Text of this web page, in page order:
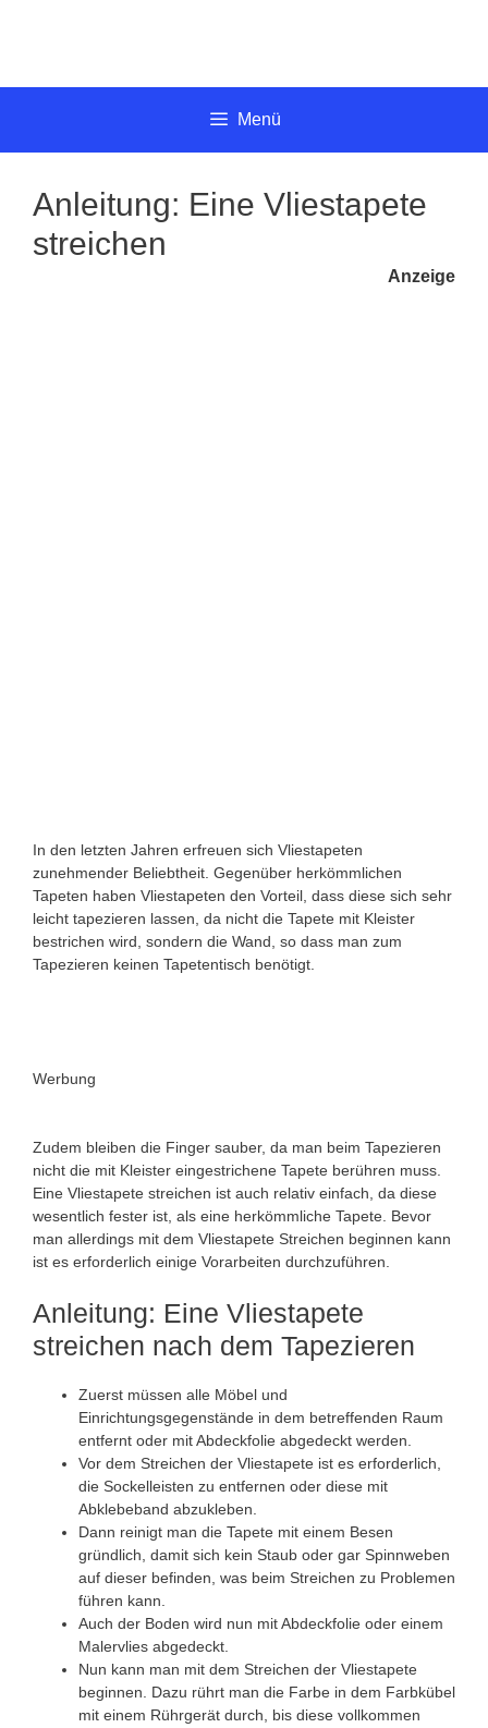
Menü
Anleitung: Eine Vliestapete
streichen
In den letzten Jahren erfreuen sich Vliestapeten
zunehmender Beliebtheit. Gegenüber herkömmlichen
Tapeten haben Vliestapeten den Vorteil, dass diese sich sehr
leicht tapezieren lassen, da nicht die Tapete mit Kleister
bestrichen wird, sondern die Wand, so dass man zum
Tapezieren keinen Tapetentisch benötigt.
Werbung
Zudem bleiben die Finger sauber, da man beim Tapezieren
nicht die mit Kleister eingestrichene Tapete berühren muss.
Eine Vliestapete streichen ist auch relativ einfach, da diese
wesentlich fester ist, als eine herkömmliche Tapete. Bevor
man allerdings mit dem Vliestapete Streichen beginnen kann
ist es erforderlich einige Vorarbeiten durchzuführen.
Anleitung: Eine Vliestapete
streichen nach dem Tapezieren
Zuerst müssen alle Möbel und
Einrichtungsgegenstände in dem betreffenden Raum
entfernt oder mit Abdeckfolie abgedeckt werden.
Vor dem Streichen der Vliestapete ist es erforderlich,
die Sockelleisten zu entfernen oder diese mit
Abklebeband abzukleben.
Dann reinigt man die Tapete mit einem Besen
gründlich, damit sich kein Staub oder gar Spinnweben
auf dieser befinden, was beim Streichen zu Problemen
führen kann.
Auch der Boden wird nun mit Abdeckfolie oder einem
Malervlies abgedeckt.
Nun kann man mit dem Streichen der Vliestapete
beginnen. Dazu rührt man die Farbe in dem Farbkübel
mit einem Rührgerät durch, bis diese vollkommen